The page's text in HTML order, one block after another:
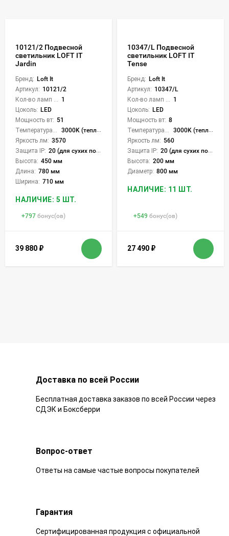
10121/2 Подвесной
светильник LOFT IT
Jardin
Бренд: Loft It
Артикул: 10121/2
1
Цоколь: LED
Мощность вт: 51
3000K (теплый)
Яркость лм: 3570
Защита IP: 20 (для сухих пом.)
Высота: 450 мм
Длина: 780 мм
Ширина: 710 мм
НАЛИЧИЕ: 5 ШТ.
+797 бонус(ов)
39 880 ₽
10347/L Подвесной
светильник LOFT IT
Tense
Бренд: Loft It
Артикул: 10347/L
1
Цоколь: LED
Мощность вт: 8
3000K (теплый)
Яркость лм: 560
Защита IP: 20 (для сухих пом.)
Высота: 200 мм
Диаметр: 800 мм
НАЛИЧИЕ: 11 ШТ.
+549 бонус(ов)
27 490 ₽
Доставка по всей России
Бесплатная доставка заказов по всей России через
СДЭК и Боксберри
Вопрос-ответ
Ответы на самые частые вопросы покупателей
Гарантия
Сертифицированная продукция с официальной